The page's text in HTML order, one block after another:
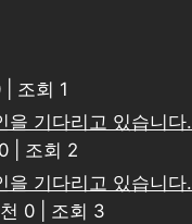
조회 1
을 기다리고 있습니다.
조회 2
을 기다리고 있습니다.
0 조회 3